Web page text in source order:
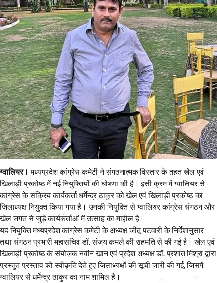
ग्वालियर। मध्यप्रदेश कांग्रेस कमेटी ने संगठनात्मक विस्तार के तहत खेल एवं
खिलाड़ी प्रकोष्ठ में नई नियुक्तियों की घोषणा की है। इसी क्रम में ग्वालियर से
कांग्रेस के सक्रिय कार्यकर्ता धर्मेन्द्र ठाकुर को खेल एवं खिलाड़ी प्रकोष्ठ का
जिलाध्यक्ष नियुक्त किया गया है। उनकी नियुक्ति से ग्वालियर कांग्रेस संगठन और
खेल जगत से जुड़े कार्यकर्ताओं में उत्साह का माहौल है।
यह नियुक्ति मध्यप्रदेश कांग्रेस कमेटी के अध्यक्ष जीतू पटवारी के निर्देशानुसार
तथा संगठन प्रभारी महासचिव डॉ. संजय कमले की सहमति से की गई है। खेल एवं
खिलाड़ी प्रकोष्ठ के संयोजक नवीन खान एवं प्रदेश अध्यक्ष डॉ. प्रशांत मिश्रा द्वारा
प्रस्तुत प्रस्ताव को स्वीकृति देते हुए जिलाध्यक्षों की सूची जारी की गई, जिसमें
ग्वालियर से धर्मेन्द्र ठाकुर का नाम शामिल है।